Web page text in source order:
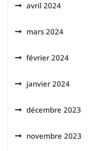
avril 2024
mars 2024
février 2024
janvier 2024
décembre 2023
novembre 2023